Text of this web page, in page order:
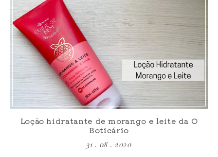
Loção hidratante de morango e leite da O
Boticário
31 . 08 . 2020